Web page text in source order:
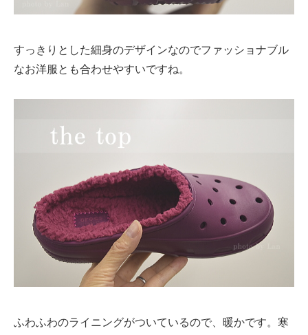
すっきりとした細身のデザインなのでファッショナブル
なお洋服とも合わせやすいですね。
ふわふわのライニングがついているので、暖かです。寒